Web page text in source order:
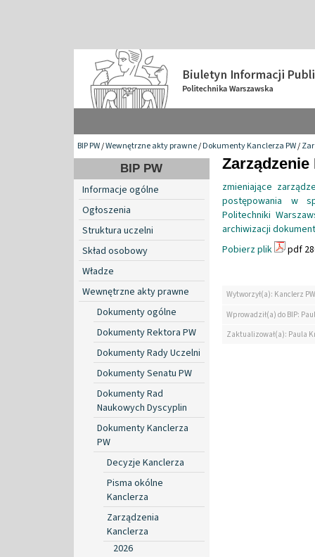
BIP PW/Wewnętrzne akty prawne/Dokumenty Kanclerza PW/
BIP PW
Informacje ogólne
Ogłoszenia
Struktura uczelni
Skład osobowy
Władze
Wewnętrzne akty prawne
Dokumenty ogólne
Dokumenty Rektora PW
Dokumenty Rady Uczelni
Dokumenty Senatu PW
Dokumenty Rad
Naukowych Dyscyplin
Dokumenty Kanclerza
PW
Decyzje Kanclerza
Pisma okólne
Kanclerza
Zarządzenia
Kanclerza
2026
Zarządzenie
zmieniające
postępowania w
Politechniki
archiwizacji
Pobierz plik
pdf
Wytworzył(a): Kanclerz PW
Wprowadził(a) do BIP:
Zaktualizował(a): Paula